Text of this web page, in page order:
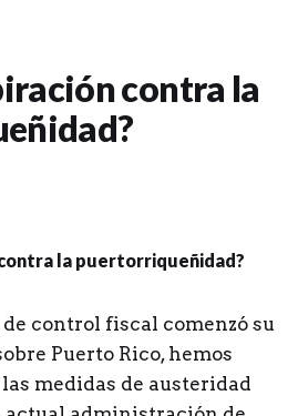
contra la
control fiscal comenzó su
Puerto Rico, hemos
medidas de austeridad